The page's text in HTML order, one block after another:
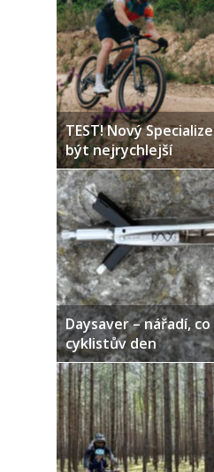
TEST! Nový
být nejrychlejší
Daysaver – nářadí,
cyklistův den